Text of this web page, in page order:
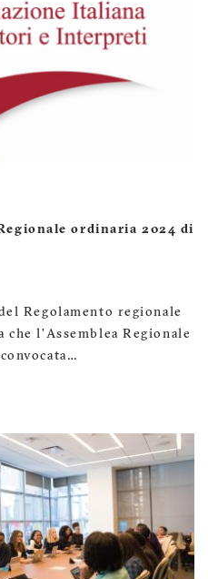
ordinaria 2024 di
Regolamento regionale
l’Assemblea Regionale